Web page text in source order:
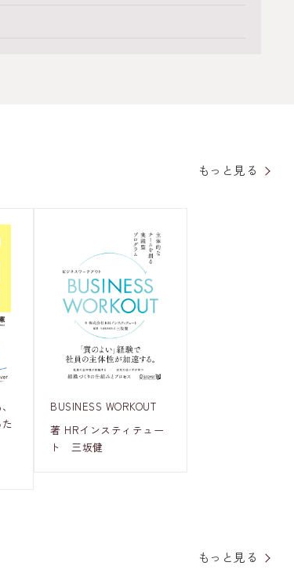
もっと見る
BUSINESS WORKOUT
著 HRインスティテュー
ト 三坂健
もっと見る